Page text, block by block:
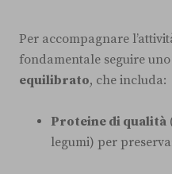
Per accompagnare
fondamentale seguire uno
equilibrato, che includa:
Proteine di qualità
legumi) per